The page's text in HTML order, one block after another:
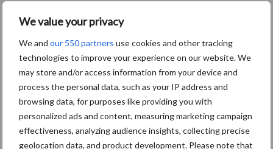
We value your privacy
We and our 550 partners use cookies and other tracking
technologies to improve your experience on our website. We
may store and/or access information from your device and
process the personal data, such as your IP address and
browsing data, for purposes like providing you with
personalized ads and content, measuring marketing campaign
effectiveness, analyzing audience insights, collecting precise
geolocation data, and product development. Please note that
licht de economische voordelen van de elektrische plug-in
zeefmachine toe. “Een moderne diesel-hydraulische fijnzeef
verbruikt gemiddeld 14 l/uur. Deze C6e verbruikt slechts 9 l/uur
bij werking op de eigen dieselmotor en geïntegreerde generator
(33 % minder). Wanneer de zeefmachine op het stroomnet is
aangesloten, verbruikt ze 27 kWh (energiekostenbesparing van ±
70 %).”